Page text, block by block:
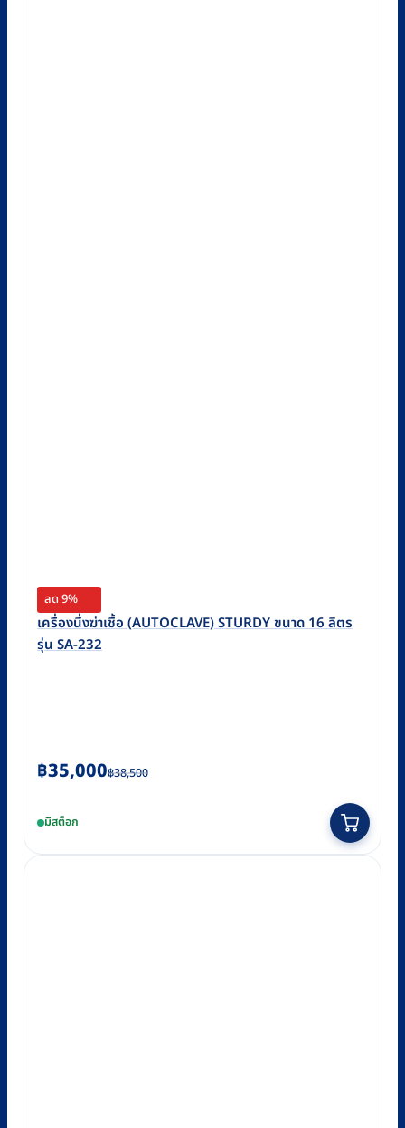
ลด 9%
เครื่องนึ่งฆ่าเชื้อ (AUTOCLAVE) STURDY ขนาด 16 ลิตร
รุ่น SA-232
฿38,500
Original
was:
฿35,000
Current
is:มีสต็อก